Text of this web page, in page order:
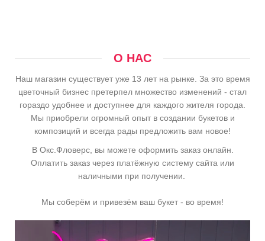
О НАС
Наш магазин существует уже 13 лет на рынке. За это время
цветочный бизнес претерпел множество изменений - стал
гораздо удобнее и доступнее для каждого жителя города.
Мы приобрели огромный опыт в создании букетов и
композиций и всегда рады предложить вам новое!
В Окс.Фловерс, вы можете оформить заказ онлайн.
Оплатить заказ через платёжную систему сайта или
наличными при получении.
Мы соберём и привезём ваш букет - во время!